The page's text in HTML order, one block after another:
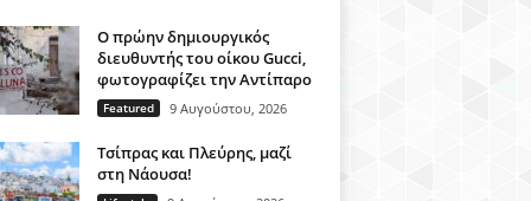
Ο πρώην δημιουργικός
διευθυντής του οίκου Gucci,
φωτογραφίζει την Αντίπαρο
Featured 9 Αυγούστου, 2026
Τσίπρας και Πλεύρης, μαζί
στη Νάουσα!